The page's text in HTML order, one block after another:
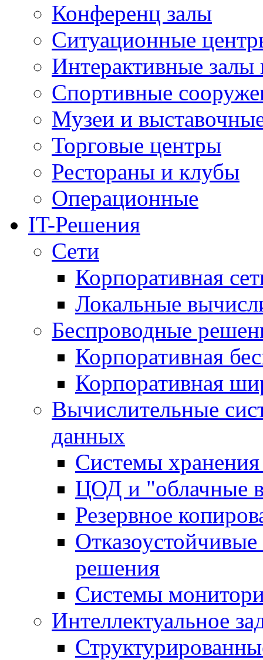
Конференц залы
Ситуационные
Интерактивные залы
Спортивные
Музеи и
Торговые центры
Рестораны и клубы
Операционные
IT-Решения
Сети
Корпоративная
Локальные
Беспроводные
Корпоративная
Корпоративная
Вычислительные
данных
Системы
ЦОД и "облачные
Резервное
решения
Системы
Интеллектуальное